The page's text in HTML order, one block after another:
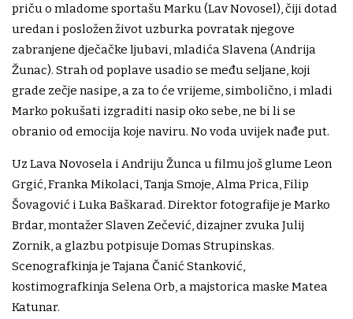
priču o mladome sportašu Marku (Lav Novosel), čiji dotad
uredan i posložen život uzburka povratak njegove
zabranjene dječačke ljubavi, mladića Slavena (Andrija
Žunac). Strah od poplave usadio se među seljane, koji
grade zečje nasipe, a za to će vrijeme, simbolično, i mladi
Marko pokušati izgraditi nasip oko sebe, ne bi li se
obranio od emocija koje naviru. No voda uvijek nađe put.
Uz Lava Novosela i Andriju Žunca u filmu još glume Leon
Grgić, Franka Mikolaci, Tanja Smoje, Alma Prica, Filip
Šovagović i Luka Baškarad. Direktor fotografije je Marko
Brdar, montažer Slaven Zečević, dizajner zvuka Julij
Zornik, a glazbu potpisuje Domas Strupinskas.
Scenografkinja je Tajana Čanić Stanković,
kostimografkinja Selena Orb, a majstorica maske Matea
Katunar.